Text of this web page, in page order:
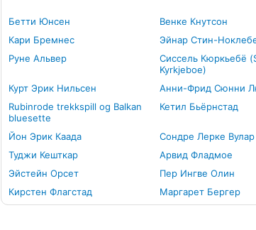
Бетти Юнсен
Венке Кнутсон
Кари Бремнес
Эйнар Стин-
Руне Альвер
Сиссель Кюркьебё
Kyrkjeboe)
Курт Эрик Нильсен Анни-Фрид Сюнни
Rubinrode trekkspill og Balkan
bluesette
Кетил Бьёрнстад
Йон Эрик Каада Сондре Лерке Вулар
Туджи Кешткар
Арвид Фладмое
Эйстейн Орсет
Пер Ингве Олин
Кирстен Флагстад
Маргарет Бергер